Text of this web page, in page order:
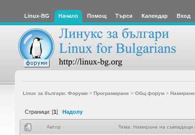
Linux-BG Начало Помощ Търси Календар Вход
Linux за българи: Форуми> Програмиране > Общ форум>
Страници: [1] Надолу
Автор Тема: Намиране на съвпадащи